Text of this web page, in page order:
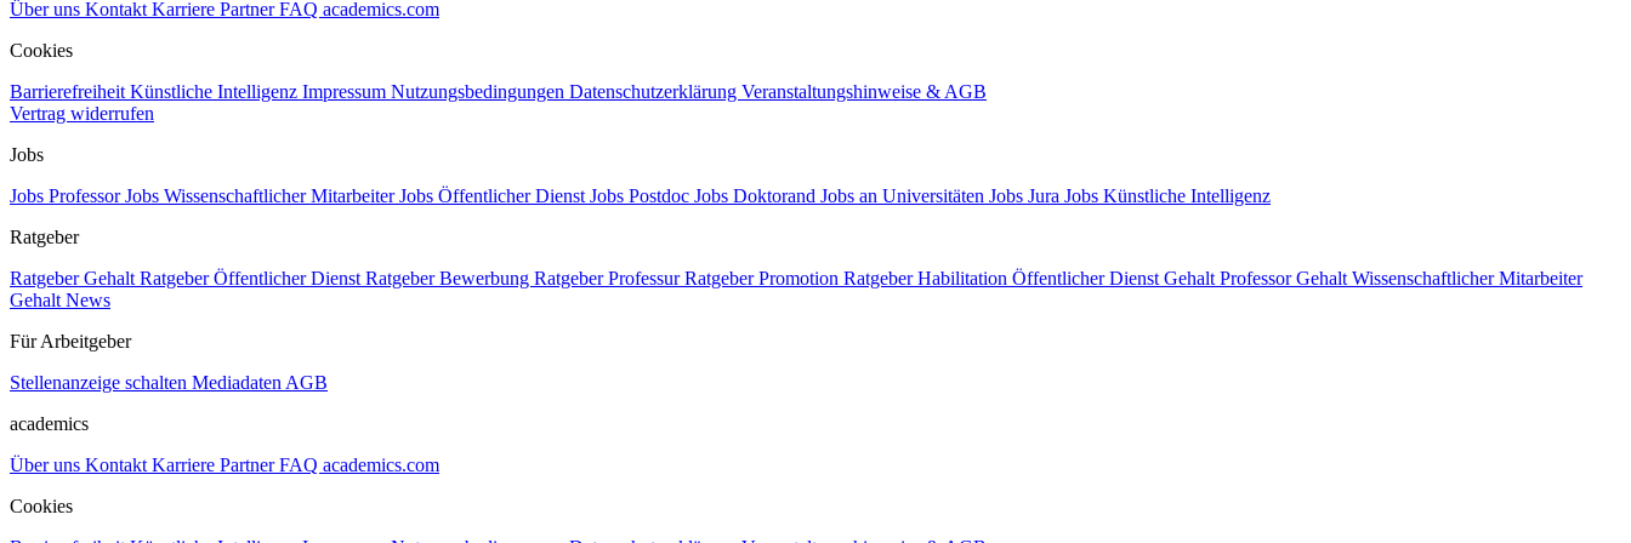
Über uns Kontakt Karriere PartnerFAQ academics.com
Cookies
Barrierefreiheit Künstliche Intelligenz Impressum Nutzungsbedingungen Datenschutzerklärung Veranstaltungshinweise & AGB
Vertrag widerrufen
Jobs
Jobs ProfessorJobs Wissenschaftlicher MitarbeiterJobs Öffentlicher Dienst Jobs Postdoc Jobs Doktorand Jobs an Universitäten Jobs Jura Jobs Künstliche Intelligenz
Ratgeber
Ratgeber Gehalt Ratgeber Öffentlicher Dienst Ratgeber Bewerbung Ratgeber ProfessurRatgeber Promotion Ratgeber Habilitation Öffentlicher Dienst Gehalt Professor Gehalt Wissenschaftlicher Mitarbeiter
Gehalt News
Für Arbeitgeber
Stellenanzeige schalten Mediadaten AGB
academics
Über uns Kontakt Karriere PartnerFAQ academics.com
Cookies